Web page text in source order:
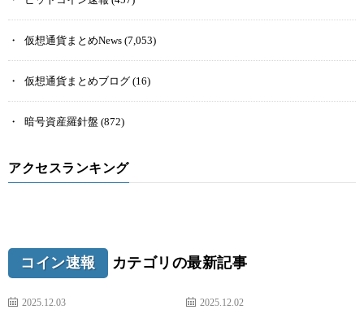
仮想通貨まとめNews (7,053)
仮想通貨まとめブログ (16)
暗号資産羅針盤 (872)
アクセスランキング
コイン速報 カテゴリの最新記事
2025.12.03 2025.12.02